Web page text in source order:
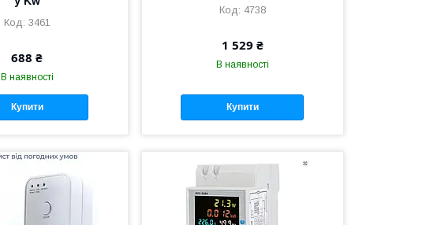
3461
688 ₴
В наявності
Купити
4738
1 529 ₴
В наявності
Купити